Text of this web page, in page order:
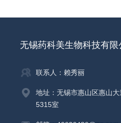
无锡药科美生物科技有限
联系人：赖秀丽
地址：无锡市惠山区惠山
5315室